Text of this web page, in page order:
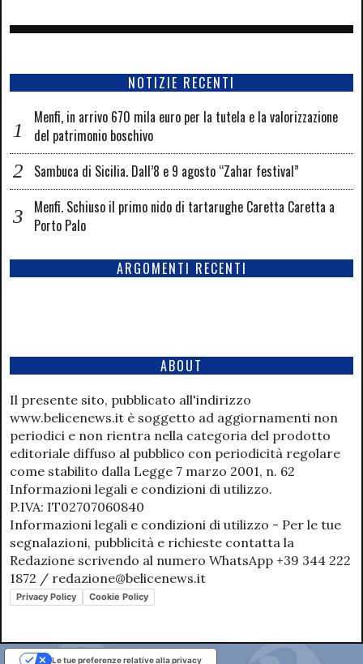
NOTIZIE RECENTI
Menfi, in arrivo 670 mila euro per la tutela e la valorizzazione
del patrimonio boschivo
Sambuca di Sicilia. Dall’8 e 9 agosto “Zahar festival”
Menfi. Schiuso il primo nido di tartarughe Caretta Caretta a
Porto Palo
ARGOMENTI RECENTI
ABOUT
Il presente sito, pubblicato all'indirizzo
www.belicenews.it è soggetto ad aggiornamenti non
periodici e non rientra nella categoria del prodotto
editoriale diffuso al pubblico con periodicità regolare
come stabilito dalla Legge 7 marzo 2001, n. 62
Informazioni legali e condizioni di utilizzo.
P.IVA: IT02707060840
Informazioni legali e condizioni di utilizzo - Per le tue
segnalazioni, pubblicità e richieste contatta la
Redazione scrivendo al numero WhatsApp +39 344 222
1872 / redazione@belicenews.it
Privacy Policy Cookie Policy
Le tue preferenze relative alla privacy